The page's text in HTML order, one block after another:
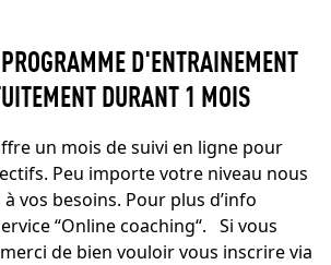
D'ENTRAINEMENT
DURANT 1 MOIS
un mois de suivi en ligne pour
Peu importe votre niveau nous
vos besoins. Pour plus d’info
“Online coaching“. Si vous
de bien vouloir vous inscrire via